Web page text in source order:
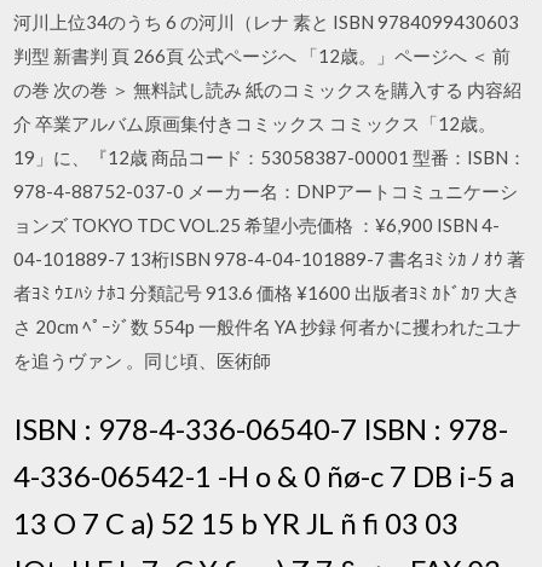
河川上位34のうち 6 の河川（レナ 素と ISBN 9784099430603
判型 新書判 頁 266頁 公式ページへ 「12歳。」ページへ ＜ 前
の巻 次の巻 ＞ 無料試し読み 紙のコミックスを購入する 内容紹
介 卒業アルバム原画集付きコミックス コミックス「12歳。
19」に、『12歳 商品コード：53058387-00001 型番：ISBN：
978-4-88752-037-0 メーカー名：DNPアートコミュニケーシ
ョンズ TOKYO TDC VOL.25 希望小売価格 ：¥6,900 ISBN 4-
04-101889-7 13桁ISBN 978-4-04-101889-7 書名ﾖﾐ ｼｶ ﾉ ｵｳ 著
者ﾖﾐ ｳｴﾊｼ ﾅﾎｺ 分類記号 913.6 価格 ¥1600 出版者ﾖﾐ ｶﾄﾞｶﾜ 大き
さ 20cm ﾍﾟｰｼﾞ数 554p 一般件名 YA 抄録 何者かに攫われたユナ
を追うヴァン 。同じ頃、医術師
ISBN : 978-4-336-06540-7 ISBN : 978-
4-336-06542-1 -H o & 0 ñø-c 7 DB i-5 a
13 O 7 C a) 52 15 b YR JL ñ fi 03 03